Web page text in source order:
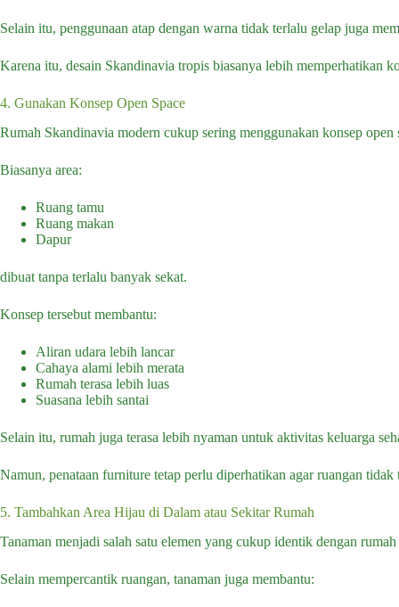
Selain itu, penggunaan atap dengan warna tidak terlalu gelap juga
Karena itu, desain Skandinavia tropis biasanya lebih memperhatikan
4. Gunakan Konsep Open Space
Rumah Skandinavia modern cukup sering menggunakan konsep
Biasanya area:
Ruang tamu
Ruang makan
Dapur
dibuat tanpa terlalu banyak sekat.
Konsep tersebut membantu:
Aliran udara lebih lancar
Cahaya alami lebih merata
Rumah terasa lebih luas
Suasana lebih santai
Selain itu, rumah juga terasa lebih nyaman untuk aktivitas keluarga
Namun, penataan furniture tetap perlu diperhatikan agar ruangan
5. Tambahkan Area Hijau di Dalam atau Sekitar Rumah
Tanaman menjadi salah satu elemen yang cukup identik dengan
Selain mempercantik ruangan, tanaman juga membantu: